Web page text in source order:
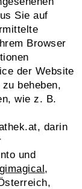
Sie auf
Browser
der Website
beheben,
wie z. B.
darin
und
,